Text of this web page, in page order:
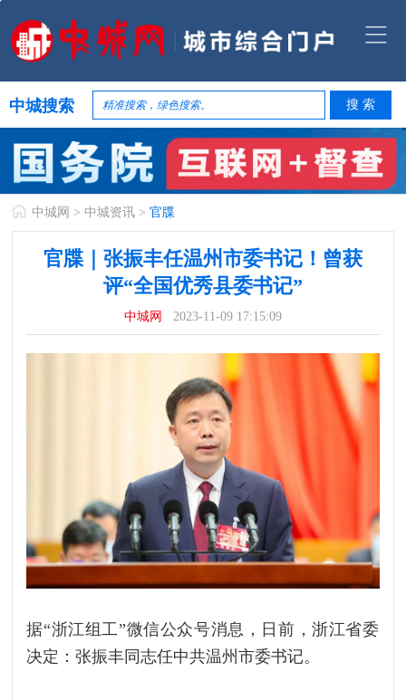
中城搜索
中城网 > 中城资讯 >官牒
官牒｜张振丰任温州市委书记！曾获
评“全国优秀县委书记”
中城网 2023-11-09 17:15:09
据“浙江组工”微信公众号消息，‍‍日前，浙江省委
决定：张振丰同志任中共温州市委书记。